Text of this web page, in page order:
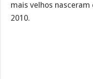
mais velhos
2010.